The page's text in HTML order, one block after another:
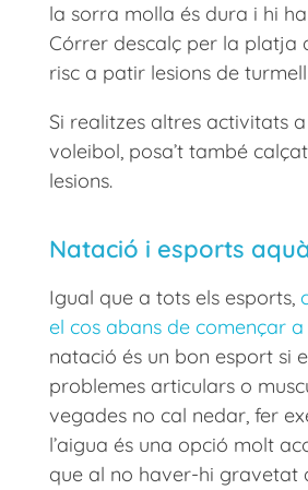
la sorra molla és dura i hi
Córrer descalç per la platja
risc a patir lesions de
Si realitzes altres activitats
voleibol, posa’t també
lesions.
Natació i esports
Igual que a tots els esports,
el cos abans de començar
natació és un bon esport si
problemes articulars o
vegades no cal nedar, fer
l’aigua és una opció molt
que al no haver-hi gravetat